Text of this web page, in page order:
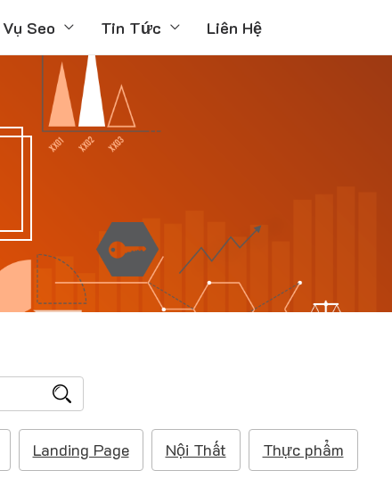
Seo Tin Tức Liên Hệ
Landing Page Nội Thất Thực phẩm